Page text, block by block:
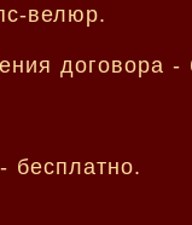
велюр.
договора -
бесплатно.